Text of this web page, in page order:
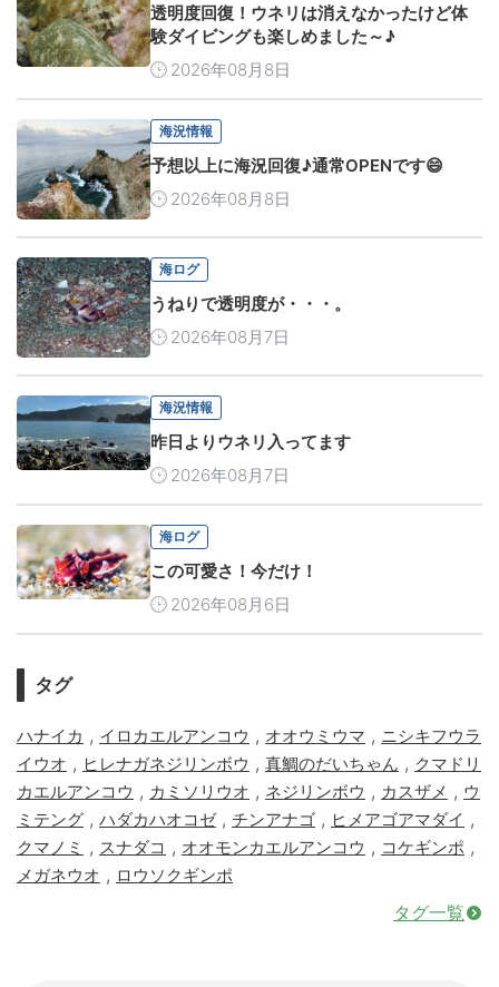
透明度回復！ウネリは消えなかったけど体
験ダイビングも楽しめました～♪
2026年08月8日
海況情報
予想以上に海況回復♪通常OPENです😄
2026年08月8日
海ログ
うねりで透明度が・・・。
2026年08月7日
海況情報
昨日よりウネリ入ってます
2026年08月7日
海ログ
この可愛さ！今だけ！
2026年08月6日
タグ
ハナイカ , イロカエルアンコウ , オオウミウマ , ニシキフウラ
イウオ , ヒレナガネジリンボウ , 真鯛のだいちゃん , クマドリ
カエルアンコウ , カミソリウオ , ネジリンボウ , カスザメ , ウ
ミテング , ハダカハオコゼ, チンアナゴ , ヒメアゴアマダイ ,
クマノミ , スナダコ , オオモンカエルアンコウ , コケギンポ ,
メガネウオ , ロウソクギンポ
タグ一覧